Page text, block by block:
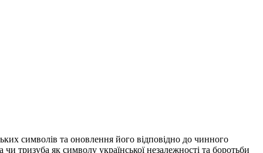
символів та оновлення його відповідно до чинного
тризуба як символу української незалежності та боротьби